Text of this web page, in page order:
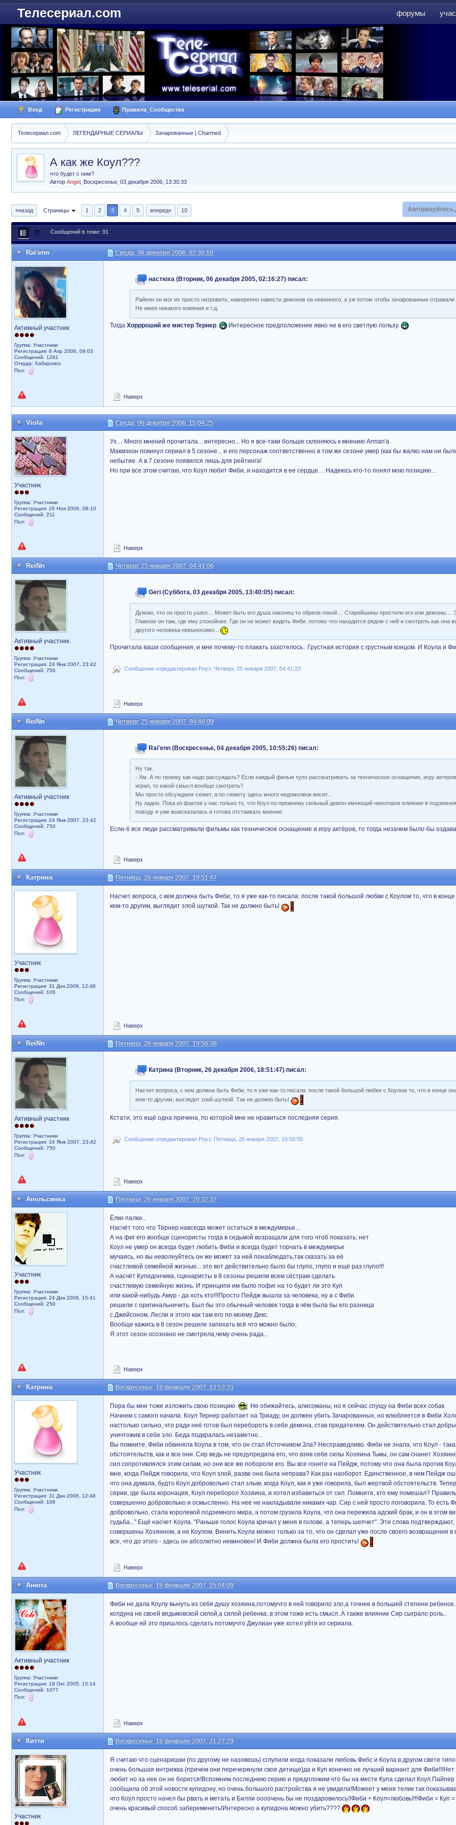
форумы
Телесериал.com
Вход Регистрация Правила_Сообщества
Телесериал.com ЛЕГЕНДАРНЫЕ СЕРИАЛЫ Зачарованные | Charmed
А как же Коул???
что будет с ним?
Автор Angel Воскресенье, 03 декабря 2006, 13:30:33
«назад Страницы 1 2 3 4 5 вперед» 10 Авторизуйтесь
Сообщений в теме: 91
Rai'enn Среда, 06 декабря 2006, 02:30:10
Активный участник
Группа: Участники
Регистрация: 8 Апр 2006, 09:03
Сообщений: 1281
Откуда: Хабаровск
Пол:
настюха (Вторник, 06 декабря 2005, 02:16:27) писал:
Райенн он мог их просто натровить, намеренно навести демонов на невинного, а уж потом чтобы зачарованные отражали
Не имея никакого влияния и т.д.
Тогда Хоррроший же мистер Тернер. Интересное предположение явно не в его светлую пользу.
Наверх
Violа Среда, 06 декабря 2006, 15:04:25
Участник
Группа: Участники
Регистрация: 26 Ноя 2006, 08:10
Сообщений: 211
Пол:
Ух… Много мнений прочитала... интересно... Но я все-таки больше склоняюсь к мнению Arman'а.
Макмэхон покинул сериал в 5 сезоне... и его персонаж соответственно в том же сезоне умер (как бы жалко нам ни
небытие. А в 7 сезоне появился лишь для рейтинга!
Но при все этом считаю, что Коул любит Фиби, и находится в ее сердце… Надеюсь кто-то понял мою позицию…
Наверх
ReiNn Четверг, 25 января 2007, 04:41:06
Активный участник
Группа: Участники
Регистрация: 24 Янв 2007, 23:42
Сообщений: 750
Пол:
Geri (Суббота, 03 декабря 2005, 13:40:05) писал:
Думаю, что он просто ушел.... Может быть его душа наконец-то обрела покой.... Старейшины простили его или демоны....
Главное он там, где ему спокойнее. Где он не может видеть Фиби, потому что нахрдится рядом с ней и смотреть как она
другого человека невыносимо...
Прочитала ваши сообщения, и мне почему-то плакать захотелось.. Грустная история с грустным концом. И Коула и
Сообщение отредактировал Роуз: Четверг, 25 января 2007, 04:41:23
Наверх
ReiNn Четверг, 25 января 2007, 04:46:09
Активный участник
Группа: Участники
Регистрация: 24 Янв 2007, 23:42
Сообщений: 750
Пол:
Rai'enn (Воскресенье, 04 декабря 2005, 10:55:26) писал:
Ну так.
- Хм. А по твоему как надо рассуждать? Если каждый фильм тупо рассматривать за техническое оснащение, игру актеров
играл, то какой смысл вообще смотреть?
Мы просто обсуждаем сюжет, а по сюжету здесь много недомолвок висит...
Ну ладно. Пока из фактов у нас только то, что Коул по прежнему сильный демон имеющий некоторое влияние в
поводу я уже вывсказалась и готова отстаивать мнение.
Если-б все люди рассматривали фильмы как техническое оснащение и игру актёров, то тогда незачем было-бы
Наверх
Катрина Пятница, 26 января 2007, 19:51:47
Участник
Группа: Участники
Регистрация: 31 Дек 2006, 12:48
Сообщений: 106
Пол:
Насчет вопроса, с кем должна быть Фиби, то я уже как-то писала: после такой большой любви с Коулом то, что в
кем-то другим, выглядит злой шуткой. Так не должно быть!
Наверх
ReiNn Пятница, 26 января 2007, 19:58:38
Активный участник
Группа: Участники
Регистрация: 24 Янв 2007, 23:42
Сообщений: 750
Пол:
Катрина (Вторник, 26 декабря 2006, 18:51:47) писал:
Насчет вопроса, с кем должна быть Фиби, то я уже как-то писала: после такой большой любви с Коулом то, что в конце
кем-то другим, выглядит злой шуткой. Так не должно быть!
Кстати, это ещё одна причина, по которой мне не нравиться последняя серия.
Сообщение отредактировал Роуз: Пятница, 26 января 2007, 19:58:55
Наверх
Апельсинка Пятница, 26 января 2007, 20:32:37
Участник
Группа: Участники
Регистрация: 24 Дек 2006, 15:41
Сообщений: 250
Пол:
Ёлки палки...
Насчёт того что Тёрнер навсегда может остаться в междумирье...
А на фиг его вообще сценористы тогда в седьмой возращали для того чтоб показать: нет
Коул не умер он всегда будет любить Фиби и всегда будет торчать в междумирье
мучаясь, но вы неволнуйтесь он же может за ней понаблюдать,так сказать за её
счастливой семейной жизнью... это вот действительно было бы глупо, глупо и ещё раз глупо!!!
А насчёт Купидончика, сценаристы в 8 сезоны решили всем сёстрам сделать
счастливую семейную жизнь. И принципи им было пофиг на то будет ли это Куп
или какой-нибудь Амур - да хоть кто!!!Просто Пейдж вышла за человека, ну а с Фиби
решили с оригинальничить. Был бы это обычный человек тогда в чём была бы его разница
с Джейсоном, Лесли и этого как там его по-моему Декс.
Вообще кажись в 8 сезон решиле запихать всё что можно было..
Я этот сезон осознано не смотрела,чему очень рада...
Наверх
Катрина Воскресенье, 18 февраля 2007, 13:53:33
Участник
Группа: Участники
Регистрация: 31 Дек 2006, 12:48
Сообщений: 106
Пол:
Пора бы мне тоже изложить свою позицию.
Не обижайтесь, алисоманы, но я сейчас спущу на Фиби всех собак.
Начнем с самого начала. Коул Тернер работает на Триаду, он должен убить Зачарованных, но влюбляется в Фиби
настолько сильно, что ради неё готов был перебороть в себе демона, став предателем. Он действительно стал
уничтожив в себе зло. Беда подкралась незаметно...
Вы помните, Фиби обвиняла Коула в том, что он стал Источником Зла? Несправедливо. Фиби не знала, что Коул -
обстоятельств, как и все они. Сир ведь не предупредила его, что взяв себе силы Хозяина Тьмы, он сам снанет
сил сопротивлялся этим силам, но они все же побороли его. Вы все гоните на Пейдж, потому что она была против
мне, когда Пейдж говорила, что Коул злой, разве она была неправа? Как раз наоборот. Единственное, в чем Пейдж
что она думала, будто Коул добровольно стал злым, когда Коул, как я уже говорила, был жертвой обстоятельств.
серии, где была коронация, Коул переборол Хозяина, и хотел избавиться от сил. Помните, кто ему помешал?
совершенно добровольно и осмысленно. На нее не накладывали никаких чар. Сир с ней просто поговорила. То есть
добровольно, стала королевой подземного мира, а потом грузила Коула, что она пережила адский брак, и он в этом
судьба..." Ещё насчет Коула. "Раньше голос Коула кричал у меня в голове, а теперь шепчет". Эти слова подтверждают,
совершены Хозяином, а не Коулом. Винить Коула можно только за то, что он сделал уже после своего возвращения в
все, что до этого - здесь он абсолютно невиновен! И Фиби должна была его простить!
Наверх
Анюта Воскресенье, 18 февраля 2007, 15:04:09
Активный участник
Группа: Участники
Регистрация: 19 Окт 2005, 15:14
Сообщений: 1077
Пол:
Фиби не дала Коулу вынуть из себя душу хозяина,потомучто в ней говорило зло,а точнее в большей степени
колдуна не своей ведьмовской силой,а силой ребенка..в этом тоже есть смысл..А также влияние Сир сыграло роль..
А вообще ей это пришлось сделать потомучто Джулиан уже хотел уйти из сериала.
Наверх
Китти Воскресенье, 18 февраля 2007, 21:27:29
Участник
Я считаю что сценаришки (по другому не назовешь) сглупили когда показали любовь Фибс и Коула в другом свете
очень большая интрижка (причем они перечеркнули свое детище)да и Куп конечно не лучший вариант для Фиби!!!Нет
любит но за нее он не борится!Вспомним последнюю серию и предпложим что бы на месте Купа сделал Коул.Пайпер
сообщила об этой новости купидону, но очень большого растройства я не увидела!Можеет у меня телик так
что Коул просто начел бы рвать и метать и Билли оооочень бы не поздаровилось!!Фиби + Коул=любовь!!!!Фиби = Куп
очень красивый способ забеременеть!Интересно а купидона можно убить????